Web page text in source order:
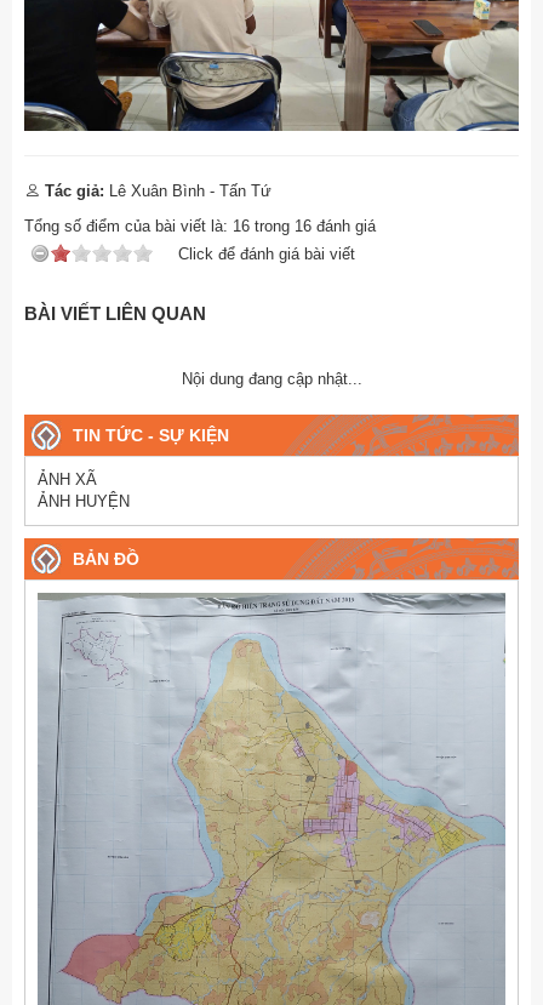
Tác giả: Lê Xuân Bình - Tấn Tứ
Tổng số điểm của bài viết là: 16 trong 16 đánh giá
Click để đánh giá bài viết
BÀI VIẾT LIÊN QUAN
Nội dung đang cập nhật...
TIN TỨC - SỰ KIỆN
ẢNH XÃ
ẢNH HUYỆN
BẢN ĐỒ